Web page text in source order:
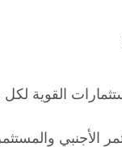
الأجنبي